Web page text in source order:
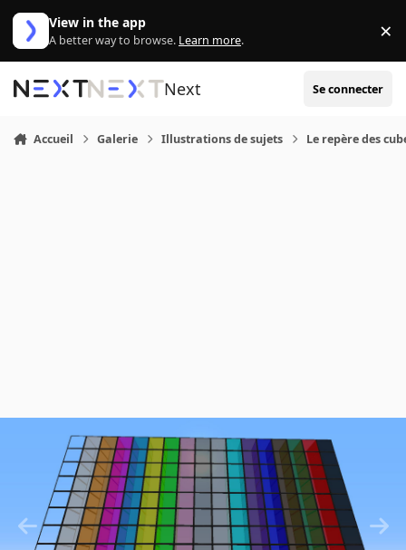
Aller au contenu
View in the app
A better way to browse. Learn more. ×
Next Se connecter
Accueil Galerie Illustrations de sujets Le repère des